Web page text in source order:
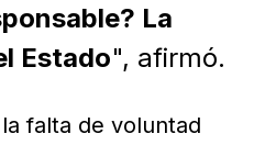
La
Estado", afirmó.
falta de voluntad